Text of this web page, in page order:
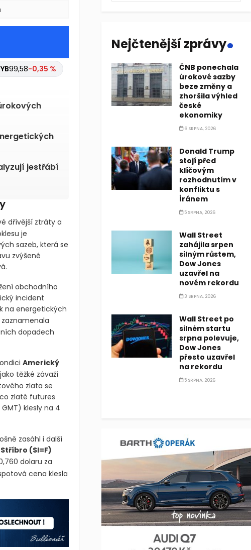
99,58-0,35 %
jestřábí
dřívější ztráty a
je
sazeb, která se
zvýšené
obchodního
incident
na energetických
dopadech
Americký
těžké závaží
zlata se
zlaté futures
klesly na 4
zasáhl i další
Stříbro (SI=F)
dolaru za
cena klesla
Nejčtenější zprávy.
ČNB ponechala
úrokové sazby
beze změny a
zhoršila výhled
české
ekonomiky
6 SRPNA, 2026
Donald Trump
stojí před
klíčovým
rozhodnutím v
konfliktu s
Íránem
5 SRPNA, 2026
Wall Street
zahájila srpen
silným růstem,
Dow Jones
uzavřel na
novém rekordu
3 SRPNA, 2026
Wall Street po
silném startu
srpna polevuje,
Dow Jones
přesto uzavřel
na rekordu
5 SRPNA, 2026